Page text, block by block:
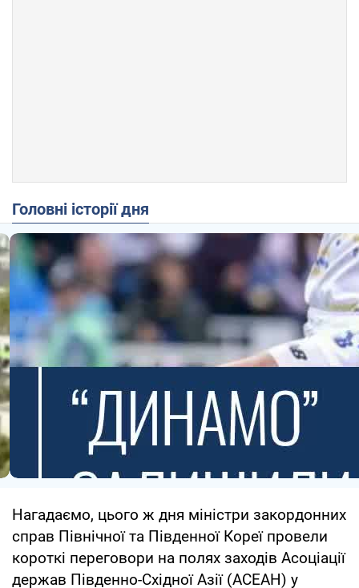
Головні історії дня
Нагадаємо, цього ж дня міністри закордонних
справ Північної та Південної Кореї провели
короткі переговори на полях заходів Асоціації
держав Південно-Східної Азії (АСЕАН) у